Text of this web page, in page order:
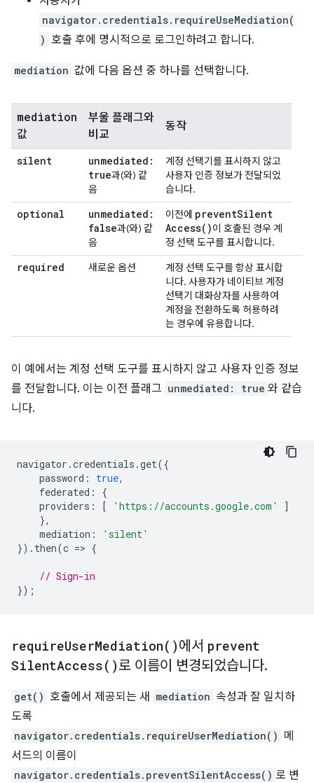
navigator.credentials.requireUseMediation(
) 호출 후에 명시적으로 로그인하려고 합니다.
mediation 값에 다음 옵션 중 하나를 선택합니다.
mediation
값
부울 플래그와
비교
동작
silent
unmediated:
true과(와) 같
음
계정 선택기를 표시하지 않고
사용자 인증 정보가 전달되었
습니다.
optional
unmediated:
false과(와) 같
음
이전에 preventSilent
Access( )이 호출된 경우 계
정 선택 도구를 표시합니다.
required 새로운 옵션
계정 선택 도구를 항상 표시합
니다. 사용자가 네이티브 계정
선택기 대화상자를 사용하여
계정을 전환하도록 허용하려
는 경우에 유용합니다.
이 예에서는 계정 선택 도구를 표시하지 않고 사용자 인증 정보
를 전달합니다. 이는 이전 플래그 unmediated: true 와 같습
니다.
navigator .credentials .get({
password : true,
federated :
{
providers : [ 'https://accounts.google.com'
]
},
mediation :
'silent'
}). then(c => {
// Sign-in
});
requireUserMediation( )에서 prevent
SilentAccess( )로 이름이 변경되었습니다.
get() 호출에서 제공되는 새 mediation 속성과 잘 일치하
도록
navigator.credentials.requireUserMediation() 메
서드의 이름이
navigator.credentials.preventSilentAccess() 로 변